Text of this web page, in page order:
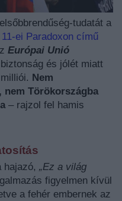
tudatát a
ei Paradoxon című
Európai Unió
és jólét miatt
Nem
nem Törökországba
– rajzol fel hamis
hajazó, „Ez a világ
figyelmen kívül
a fehér embernek az